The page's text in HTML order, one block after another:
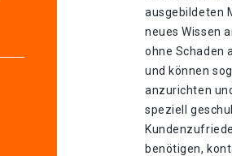
ausgebildeten
neues Wissen
ohne Schaden
und können
anzurichten
speziell
benötigen,